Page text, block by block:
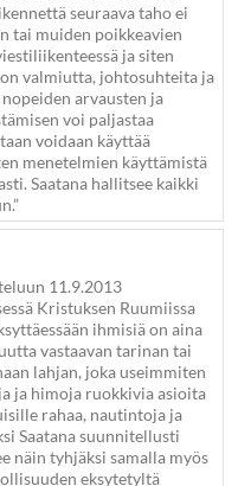
seuraava taho ei
tai muiden poikkeavien
ja siten
valmiutta, johtosuhteita ja
arvausten ja
voi paljastaa
voidaan käyttää
menetelmien käyttämistä
Saatana hallitsee kaikki
11.9.2013
Kristuksen Ruumiissa
ihmisiä on aina
vastaavan tarinan tai
lahjan, joka useimmiten
ja himoja ruokkivia asioita
rahaa, nautintoja ja
Saatana suunnitellusti
näin tyhjäksi samalla myös
eksytetyltä